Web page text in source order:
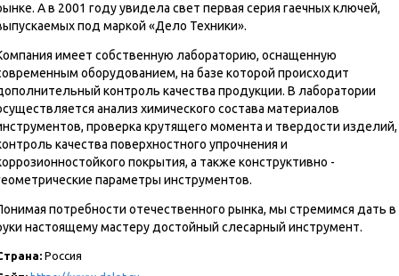
А в 2001 году увидела свет первая серия гаечных ключей,
под маркой «Дело Техники».
имеет собственную лабораторию, оснащенную
оборудованием, на базе которой происходит
контроль качества продукции. В лаборатории
анализ химического состава материалов
проверка крутящего момента и твердости изделий,
качества поверхностного упрочнения и
покрытия, а также конструктивно -
параметры инструментов.
потребности отечественного рынка, мы стремимся дать в
настоящему мастеру достойный слесарный инструмент.
Россия